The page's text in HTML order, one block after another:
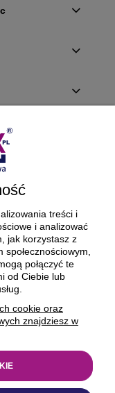
DOSTAWA
treści i
i analizować
jak korzystasz z
połączyć te
od Ciebie lub
cookie oraz
znajdziesz w